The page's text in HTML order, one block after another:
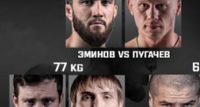
20.09.2026
Кубок «Храброе сердце 2026»